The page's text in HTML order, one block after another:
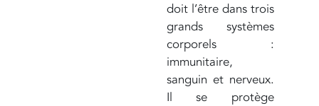
doit l’être dans trois
grands systèmes
corporels :
immunitaire,
sanguin et nerveux.
Il se protège